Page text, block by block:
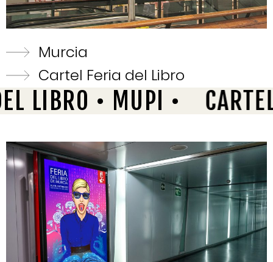
Murcia
Cartel Feria del Libro
• MUPI • CARTEL •